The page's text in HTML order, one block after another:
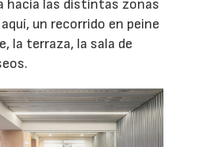
hacia las distintas zonas
un recorrido en peine
la terraza, la sala de